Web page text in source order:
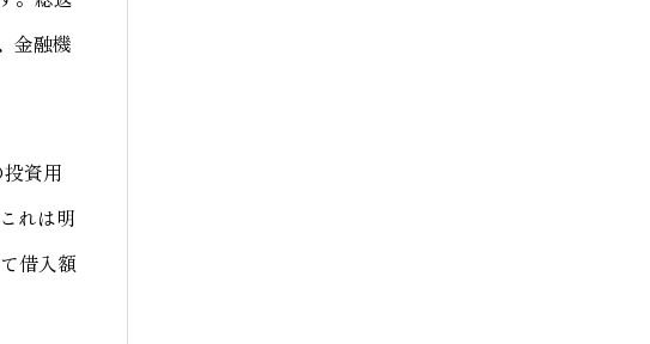
金融機
資用
れは明
借入額